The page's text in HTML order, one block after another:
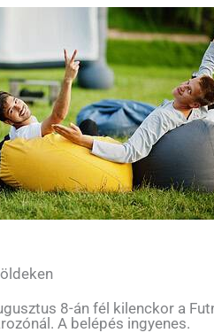
8-án fél kilenckor a
A belépés ingyenes.